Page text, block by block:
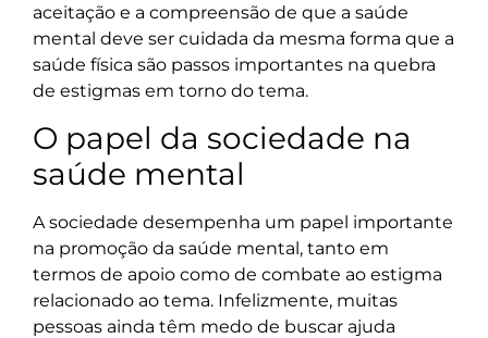
aceitação e a compreensão de que a saúde
mental deve ser cuidada da mesma forma que a
saúde física são passos importantes na quebra
de estigmas em torno do tema.
O papel da sociedade na
saúde mental
A sociedade desempenha um papel importante
na promoção da saúde mental, tanto em
termos de apoio como de combate ao estigma
relacionado ao tema. Infelizmente, muitas
pessoas ainda têm medo de buscar ajuda